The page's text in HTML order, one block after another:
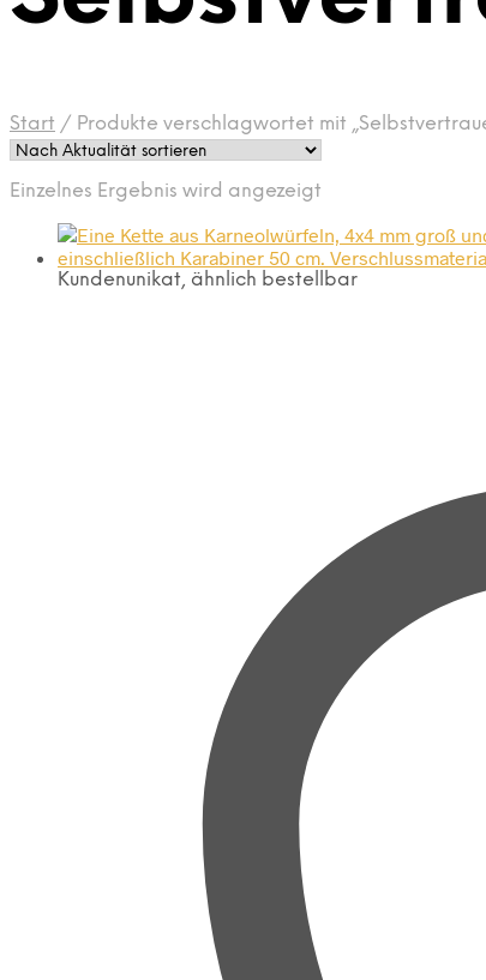
Start / Produkte verschlagwortet mit
Einzelnes Ergebnis wird angezeigt
Kundenunikat, ähnlich bestellbar